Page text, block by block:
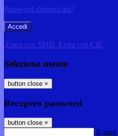
Password dimenticata?
-
Entra con SPID Entra con CIE
Seleziona utente
button close ×
Recupero password
button close ×
E-mail